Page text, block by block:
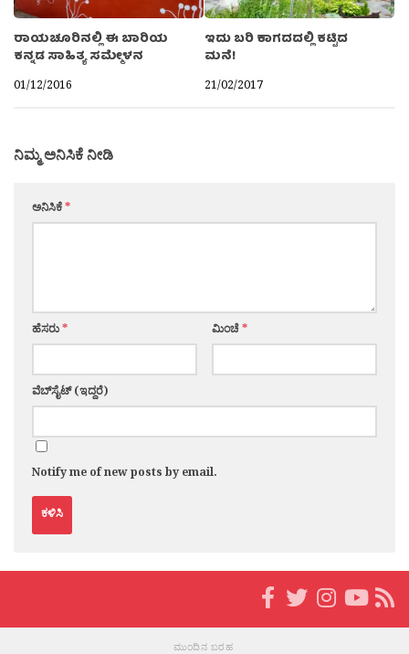
ರಾಯಚೂರಿನಲ್ಲಿ ಈ ಬಾರಿಯ
ಕನ್ನಡ ಸಾಹಿತ್ಯ ಸಮ್ಮೇಳನ
01/12/2016
ಇದು ಬರಿ ಕಾಗದದಲ್ಲಿ ಕಟ್ಟಿದ
ಮನೆ!
21/02/2017
ನಿಮ್ಮ ಅನಿಸಿಕೆ ನೀಡಿ
ಅನಿಸಿಕೆ*
ಹೆಸರು* ಮಿಂಚೆ*
ವೆಬ್‌ಸೈಟ್ (ಇದ್ದರೆ)
Notify me of new posts by email.
ಮುಂದಿನ ಬರಹ